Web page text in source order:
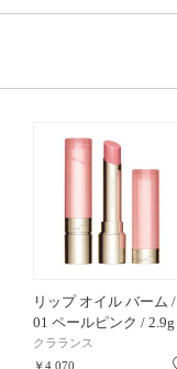
リップ オイル バーム /
01 ペールピンク / 2.9g
クラランス
￥4,070